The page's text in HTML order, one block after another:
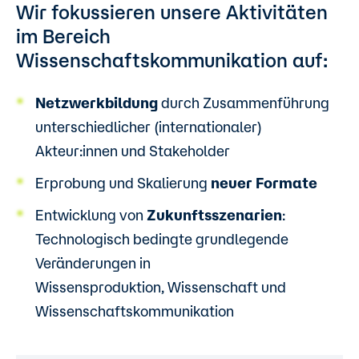
Wir fokussieren unsere Aktivitäten
im Bereich
Wissenschaftskommunikation auf:
Netzwerkbildung durch Zusammenführung
unterschiedlicher (internationaler)
Akteur:innen und Stakeholder
Erprobung und Skalierung neuer Formate
Entwicklung von Zukunftsszenarien:
Technologisch bedingte grundlegende
Veränderungen in
Wissensproduktion, Wissenschaft und
Wissenschaftskommunikation